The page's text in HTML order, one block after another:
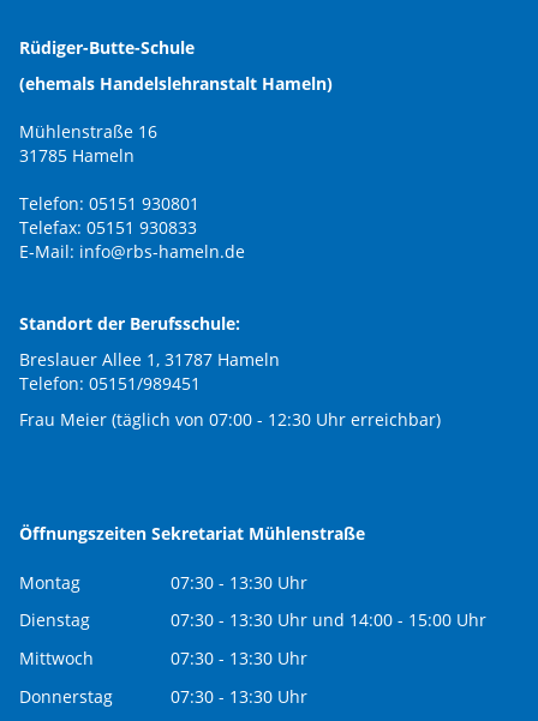
Rüdiger-Butte-Schule
(ehemals Handelslehranstalt Hameln)
Mühlenstraße 16
31785 Hameln
Telefon: 05151 930801
Telefax: 05151 930833
E-Mail: info@rbs-hameln.de
Standort der Berufsschule:
Breslauer Allee 1, 31787 Hameln
Telefon: 05151/989451
Frau Meier (täglich von 07:00 - 12:30 Uhr erreichbar)
Öffnungszeiten Sekretariat Mühlenstraße
Montag
07:30 - 13:30 Uhr
Dienstag
07:30 - 13:30 Uhr und 14:00 - 15:00 Uhr
Mittwoch
07:30 - 13:30 Uhr
Donnerstag
07:30 - 13:30 Uhr